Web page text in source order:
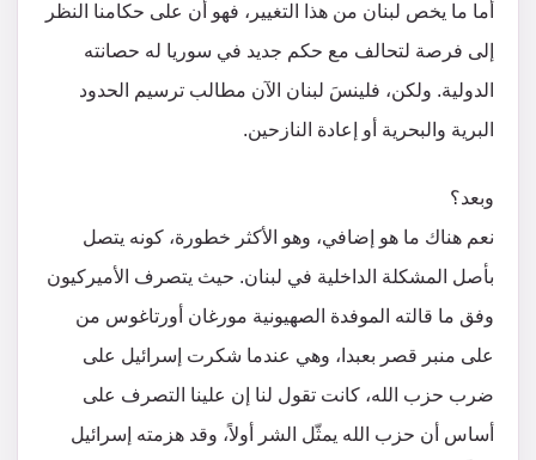
أما ما يخص لبنان من هذا التغيير، فهو أن على حكامنا النظر
إلى فرصة لتحالف مع حكم جديد في سوريا له حصانته
الدولية. ولكن، فلينسَ لبنان الآن مطالب ترسيم الحدود
البرية والبحرية أو إعادة النازحين.
وبعد؟
نعم هناك ما هو إضافي، وهو الأكثر خطورة، كونه يتصل
بأصل المشكلة الداخلية في لبنان. حيث يتصرف الأميركيون
وفق ما قالته الموفدة الصهيونية مورغان أورتاغوس من
على منبر قصر بعبدا، وهي عندما شكرت إسرائيل على
ضرب حزب الله، كانت تقول لنا إن علينا التصرف على
أساس أن حزب الله يمثّل الشر أولاً، وقد هزمته إسرائيل